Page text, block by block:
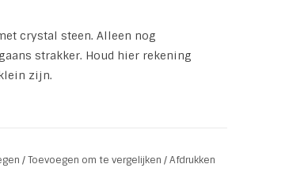
crystal steen. Alleen nog
strakker. Houd hier rekening
zijn.
/Toevoegen om te vergelijken /Afdrukken